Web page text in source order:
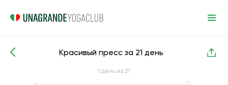
Интенсивные курсы йоги Пресс
Красивый пресс за 21 день
1 день из 21